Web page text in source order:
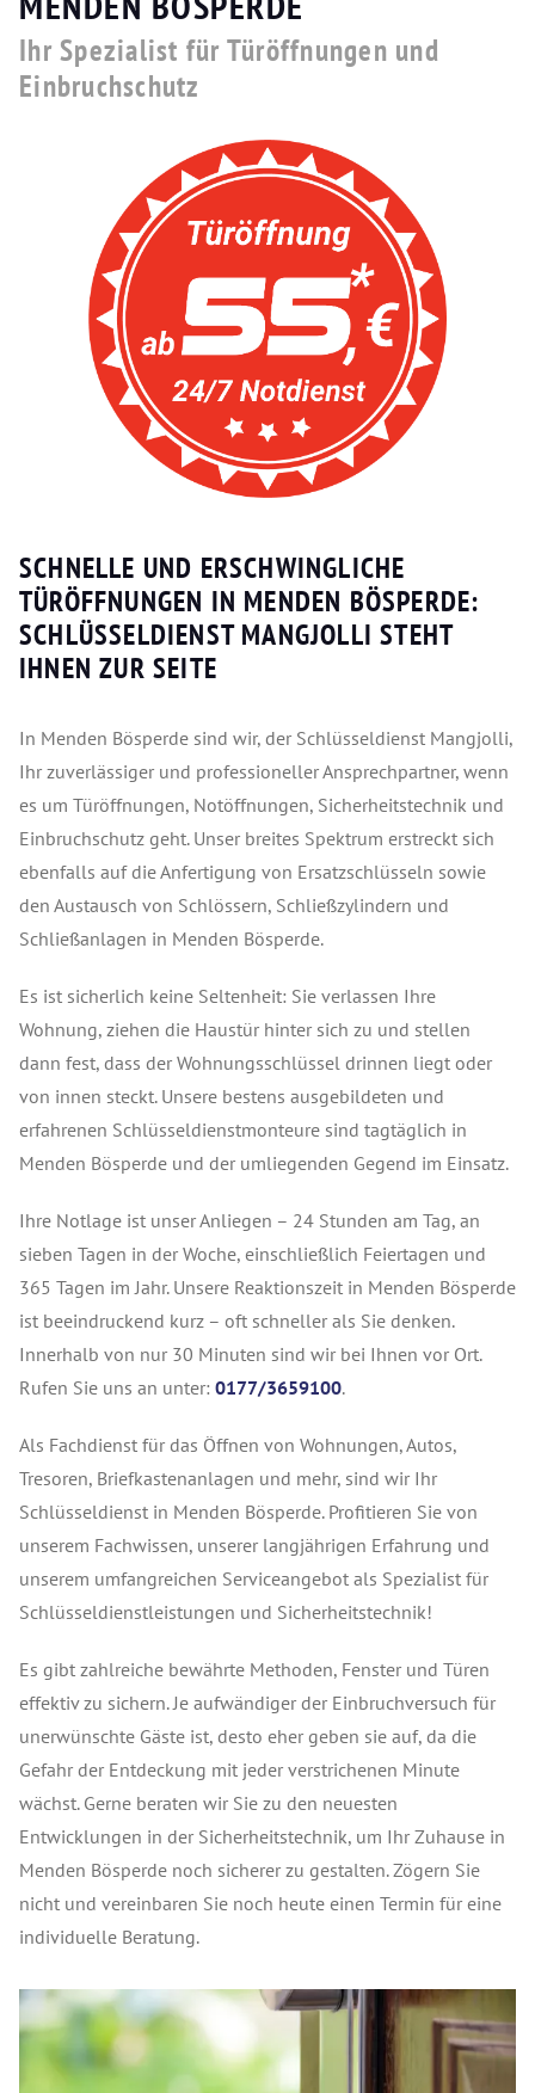
Ihr Spezialist für Türöffnungen und
Einbruchschutz
SCHNELLE UND ERSCHWINGLICHE
TÜRÖFFNUNGEN IN MENDEN BÖSPERDE:
SCHLÜSSELDIENST MANGJOLLI STEHT
IHNEN ZUR SEITE
In Menden Bösperde sind wir, der Schlüsseldienst Mangjolli,
Ihr zuverlässiger und professioneller Ansprechpartner, wenn
es um Türöffnungen, Notöffnungen, Sicherheitstechnik und
Einbruchschutz geht. Unser breites Spektrum erstreckt sich
ebenfalls auf die Anfertigung von Ersatzschlüsseln sowie
den Austausch von Schlössern, Schließzylindern und
Schließanlagen in Menden Bösperde.
Es ist sicherlich keine Seltenheit: Sie verlassen Ihre
Wohnung, ziehen die Haustür hinter sich zu und stellen
dann fest, dass der Wohnungsschlüssel drinnen liegt oder
von innen steckt. Unsere bestens ausgebildeten und
erfahrenen Schlüsseldienstmonteure sind tagtäglich in
Menden Bösperde und der umliegenden Gegend im Einsatz.
Ihre Notlage ist unser Anliegen – 24 Stunden am Tag, an
sieben Tagen in der Woche, einschließlich Feiertagen und
365 Tagen im Jahr. Unsere Reaktionszeit in Menden Bösperde
ist beeindruckend kurz – oft schneller als Sie denken.
Innerhalb von nur 30 Minuten sind wir bei Ihnen vor Ort.
Rufen Sie uns an unter: 0177/3659100.
Als Fachdienst für das Öffnen von Wohnungen, Autos,
Tresoren, Briefkastenanlagen und mehr, sind wir Ihr
Schlüsseldienst in Menden Bösperde. Profitieren Sie von
unserem Fachwissen, unserer langjährigen Erfahrung und
unserem umfangreichen Serviceangebot als Spezialist für
Schlüsseldienstleistungen und Sicherheitstechnik!
Es gibt zahlreiche bewährte Methoden, Fenster und Türen
effektiv zu sichern. Je aufwändiger der Einbruchversuch für
unerwünschte Gäste ist, desto eher geben sie auf, da die
Gefahr der Entdeckung mit jeder verstrichenen Minute
wächst. Gerne beraten wir Sie zu den neuesten
Entwicklungen in der Sicherheitstechnik, um Ihr Zuhause in
Menden Bösperde noch sicherer zu gestalten. Zögern Sie
nicht und vereinbaren Sie noch heute einen Termin für eine
individuelle Beratung.